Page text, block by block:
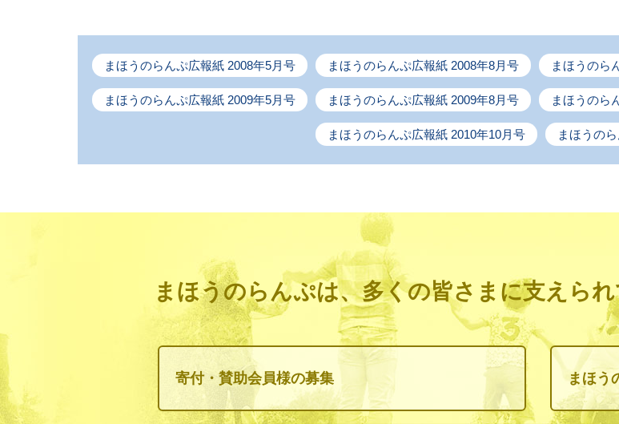
まほうのらんぷ広報紙 2008年5月号 まほうのらんぷ広報紙 2008年8月号 まほうのら
まほうのらんぷ広報紙 2009年5月号 まほうのらんぷ広報紙 2009年8月号 まほうのら
まほうのらんぷ広報紙 2010年10月号 まほうの
まほうのらんぷは、多くの皆さまに支えら
寄付・賛助会員様の募集 まほう